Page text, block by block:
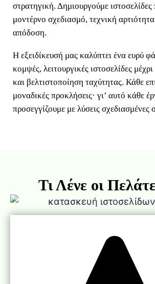
στρατηγική. Δημιουργούμε
μοντέρνο σχεδιασμό, τεχνική
απόδοση.
Η εξειδίκευσή μας καλύπτει ένα ευρύ
κομψές, λειτουργικές ιστοσελίδες
και βελτιστοποίηση ταχύτητας. Κάθε
μοναδικές προκλήσεις· γι’ αυτό κάθε
προσεγγίζουμε με λύσεις σχεδιασμένες
Τι Λένε οι